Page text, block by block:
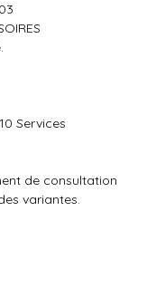
Services
de consultation
variantes.